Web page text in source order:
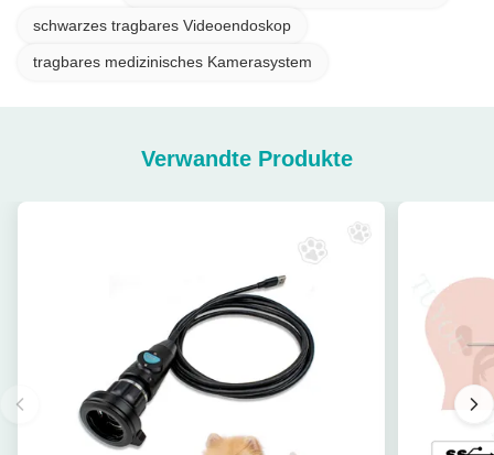
schwarzes tragbares Videoendoskop
tragbares medizinisches Kamerasystem
Verwandte Produkte